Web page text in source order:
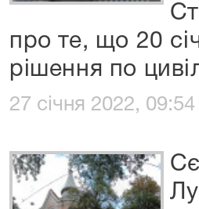
про те, що 20
рішення по
27 січня 2022, 09:54